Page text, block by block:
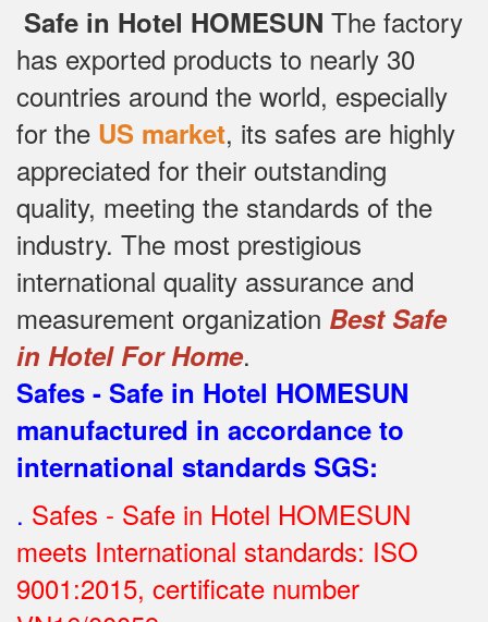
Safe in Hotel HOMESUN The factory
has exported products to nearly 30
countries around the world, especially
for the US market, its safes are highly
appreciated for their outstanding
quality, meeting the standards of the
industry. The most prestigious
international quality assurance and
measurement organization Best Safe
in Hotel For Home.
Safes - Safe in Hotel HOMESUN
manufactured in accordance to
international standards SGS:
. Safes - Safe in Hotel HOMESUN
meets International standards: ISO
9001:2015, certificate number